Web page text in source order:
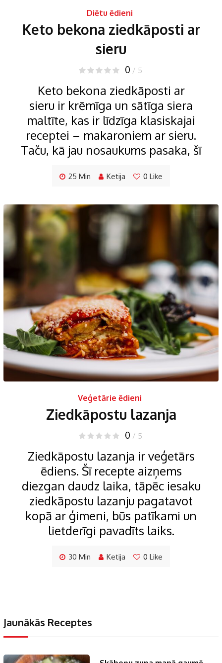
Diētu ēdieni
Keto bekona ziedkāposti ar
sieru
0 / 5
Keto bekona ziedkāposti ar
sieru ir krēmīga un sātīga siera
maltīte, kas ir līdzīga klasiskajai
receptei – makaroniem ar sieru.
Taču, kā jau nosaukums pasaka, šī
25 Min Ketija 0 Like
Veģetārie ēdieni
Ziedkāpostu lazanja
0 / 5
Ziedkāpostu lazanja ir veģetārs
ēdiens. Šī recepte aizņems
diezgan daudz laika, tāpēc iesaku
ziedkāpostu lazanju pagatavot
kopā ar ģimeni, būs patīkami un
lietderīgi pavadīts laiks.
30 Min Ketija 0 Like
Jaunākās Receptes